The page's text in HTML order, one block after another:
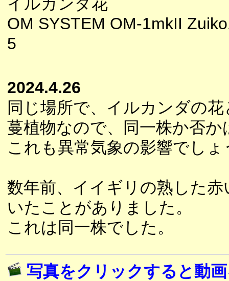
OM SYSTEM OM-1mkII
5
2024.4.26
同じ場所で、イルカンダの
蔓植物なので、同一株か否
これも異常気象の影響でしょ
数年前、イイギリの熟した
いたことがありました。
これは同一株でした。
写真をクリックすると動